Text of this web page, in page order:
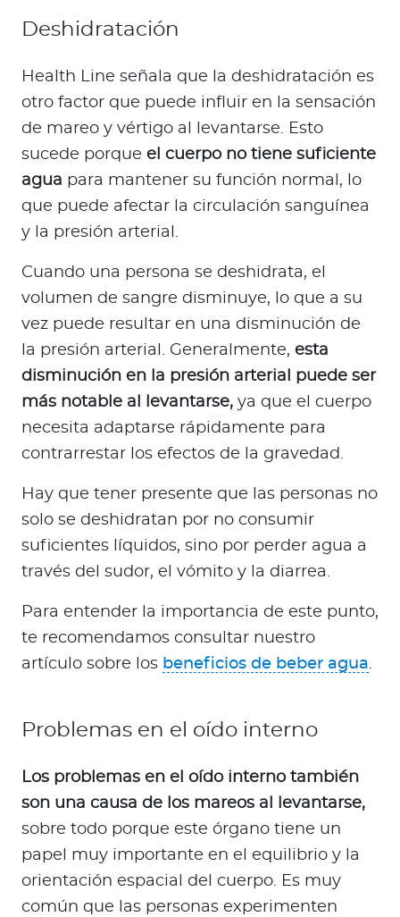
Deshidratación
Health Line señala que la deshidratación es
otro factor que puede influir en la sensación
de mareo y vértigo al levantarse. Esto
sucede porque el cuerpo no tiene suficiente
agua para mantener su función normal, lo
que puede afectar la circulación sanguínea
y la presión arterial.
Cuando una persona se deshidrata, el
volumen de sangre disminuye, lo que a su
vez puede resultar en una disminución de
la presión arterial. Generalmente, esta
disminución en la presión arterial puede ser
más notable al levantarse, ya que el cuerpo
necesita adaptarse rápidamente para
contrarrestar los efectos de la gravedad.
Hay que tener presente que las personas no
solo se deshidratan por no consumir
suficientes líquidos, sino por perder agua a
través del sudor, el vómito y la diarrea.
Para entender la importancia de este punto,
te recomendamos consultar nuestro
artículo sobre los beneficios de beber agua.
Problemas en el oído interno
Los problemas en el oído interno también
son una causa de los mareos al levantarse,
sobre todo porque este órgano tiene un
papel muy importante en el equilibrio y la
orientación espacial del cuerpo. Es muy
común que las personas experimenten